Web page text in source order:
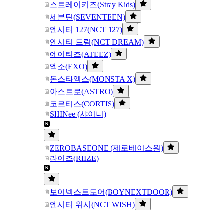
스트레이키즈(Stray Kids)
세븐틴(SEVENTEEN)
엔시티 127(NCT 127)
엔시티 드림(NCT DREAM)
에이티즈(ATEEZ)
엑소(EXO)
몬스타엑스(MONSTA X)
아스트로(ASTRO)
코르티스(CORTIS)
SHINee (샤이니)
ZEROBASEONE (제로베이스원)
라이즈(RIIZE)
보이넥스트도어(BOYNEXTDOOR)
엔시티 위시(NCT WISH)